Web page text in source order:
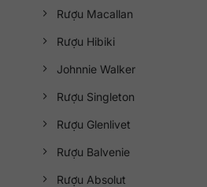
Rượu Macallan
Rượu Hibiki
Johnnie Walker
Rượu Singleton
Rượu Glenlivet
Rượu Balvenie
Rượu Absolut